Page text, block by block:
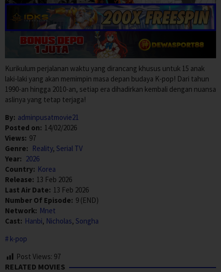
Kurikulum perjalanan waktu yang dirancang khusus untuk 15 anak
laki-laki yang akan memimpin masa depan budaya K-pop! Dari tahun
1990-an hingga 2010-an, setiap era dihadirkan kembali dengan nuansa
aslinya yang tetap terjaga!
By: adminpusatmovie21
Posted on: 14/02/2026
Views: 97
Genre: Reality, Serial TV
Year: 2026
Country: Korea
Release: 13 Feb 2026
Last Air Date: 13 Feb 2026
Number Of Episode: 9 (END)
Network: Mnet
Cast: Hanbi, Nicholas, Songha
k-pop
Post Views: 97
RELATED MOVIES